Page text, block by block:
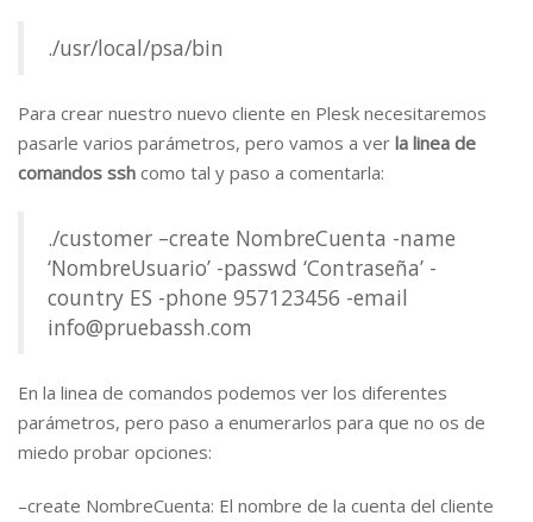
./usr/local/psa/bin
Para crear nuestro nuevo cliente en Plesk necesitaremos
pasarle varios parámetros, pero vamos a ver la linea de
comandos ssh como tal y paso a comentarla:
./customer –create NombreCuenta -name
‘NombreUsuario’ -passwd ‘Contraseña’ -
country ES -phone 957123456 -email
info@pruebassh.com
En la linea de comandos podemos ver los diferentes
parámetros, pero paso a enumerarlos para que no os de
miedo probar opciones:
–create NombreCuenta: El nombre de la cuenta del cliente